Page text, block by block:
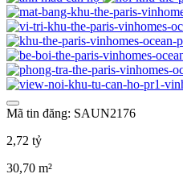
Mã tin đăng: SAUN2176
2,72 tỷ
30,70 m²